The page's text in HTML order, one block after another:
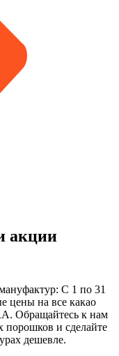
акции
С 1 по 31
цены на все какао
Обращайтесь к нам
порошков и сделайте
дешевле.